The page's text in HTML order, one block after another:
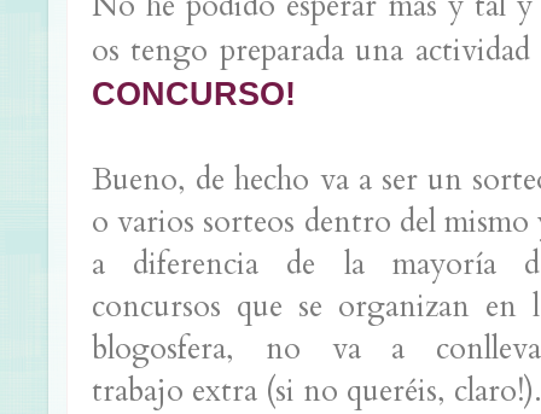
os tengo preparada una
CONCURSO!
Bueno, de hecho va a ser un
o varios sorteos dentro del mismo
a diferencia de la mayoría
concursos que se organizan en
blogosfera, no va a
trabajo extra (si no queréis, claro!).